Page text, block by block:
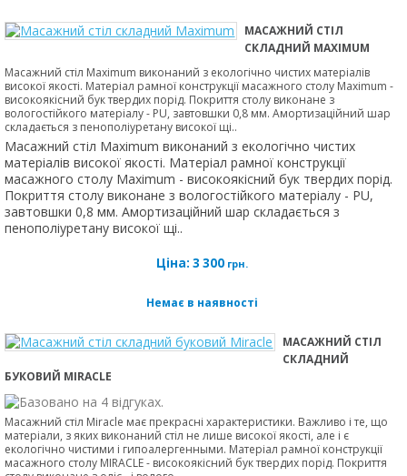
МАСАЖНИЙ СТІЛ
СКЛАДНИЙ MAXIMUM
Масажний стіл Maximum виконаний з екологічно чистих матеріалів
високої якості. Матеріал рамної конструкції масажного столу Maximum -
високоякісний бук твердих порід. Покриття столу виконане з
вологостійкого матеріалу - PU, завтовшки 0,8 мм. Амортизаційний шар
складається з пенополіуретану високої щі..
Масажний стіл Maximum виконаний з екологічно чистих
матеріалів високої якості. Матеріал рамної конструкції
масажного столу Maximum - високоякісний бук твердих порід.
Покриття столу виконане з вологостійкого матеріалу - PU,
завтовшки 0,8 мм. Амортизаційний шар складається з
пенополіуретану високої щі..
Ціна: 3 300 грн.
Немає в наявності
МАСАЖНИЙ СТІЛ
СКЛАДНИЙ
БУКОВИЙ MIRACLE
Масажний стіл Miracle має прекрасні характеристики. Важливо і те, що
матеріали, з яких виконаний стіл не лише високої якості, але і є
екологічно чистими і гипоалергенными. Матеріал рамної конструкції
масажного столу MIRACLE - високоякісний бук твердих порід. Покриття